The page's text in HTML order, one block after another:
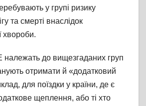
у групі ризику
та смерті внаслідок
хвороби.
належать до вищезгаданих груп
отримати й «додатковий
для поїздки у країни, де є
щеплення, або ті хто